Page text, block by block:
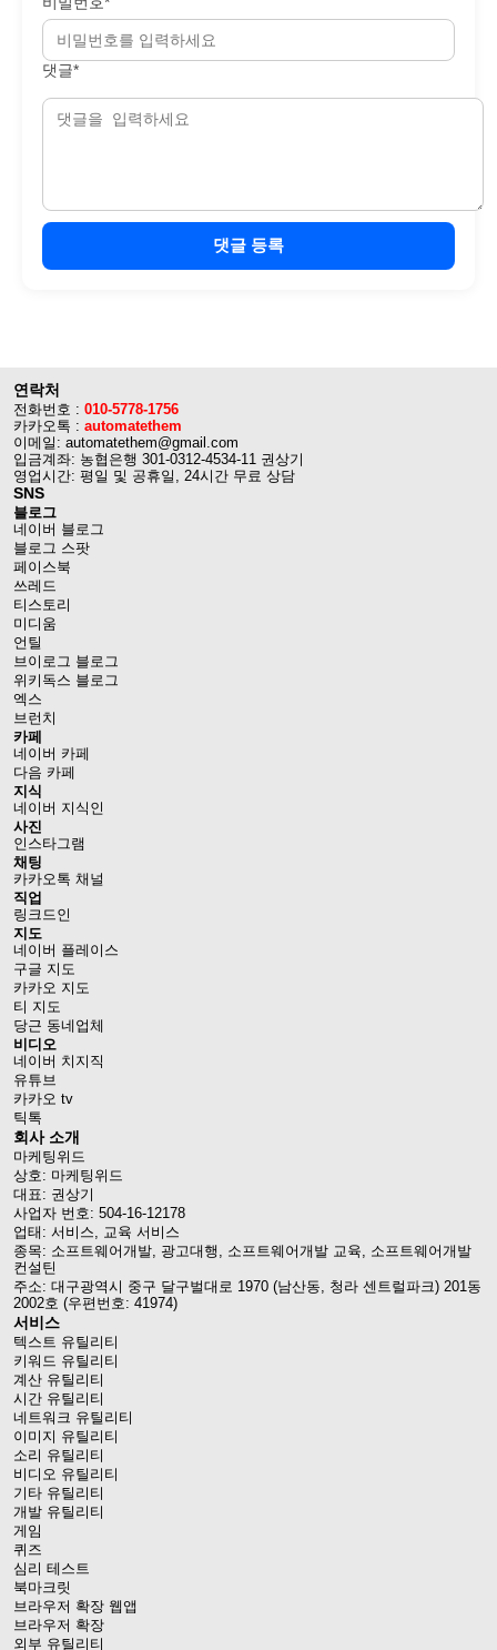
댓글*
댓글 등록
연락처
전화번호 : 010-5778-1756
카카오톡 : automatethem
이메일: automatethem@gmail.com
입금계좌: 농협은행 301-0312-4534-11 권상기
영업시간: 평일 및 공휴일, 24시간 무료 상담
SNS
블로그
네이버 블로그
블로그 스팟
페이스북
쓰레드
티스토리
미디움
언틸
브이로그 블로그
위키독스 블로그
엑스
브런치
카페
네이버 카페
다음 카페
지식
네이버 지식인
사진
인스타그램
채팅
카카오톡 채널
직업
링크드인
지도
네이버 플레이스
구글 지도
카카오 지도
티 지도
당근 동네업체
비디오
네이버 치지직
유튜브
카카오 tv
틱톡
회사 소개
마케팅위드
상호: 마케팅위드
대표: 권상기
사업자 번호: 504-16-12178
업태: 서비스, 교육 서비스
종목: 소프트웨어개발, 광고대행, 소프트웨어개발 교육, 소프트웨어개발
컨설틴
주소: 대구광역시 중구 달구벌대로 1970 (남산동, 청라 센트럴파크) 201동
2002호 (우편번호: 41974)
서비스
텍스트 유틸리티
키워드 유틸리티
계산 유틸리티
시간 유틸리티
네트워크 유틸리티
이미지 유틸리티
소리 유틸리티
비디오 유틸리티
기타 유틸리티
개발 유틸리티
게임
퀴즈
심리 테스트
북마크릿
브라우저 확장 웹앱
브라우저 확장
외부 유틸리티